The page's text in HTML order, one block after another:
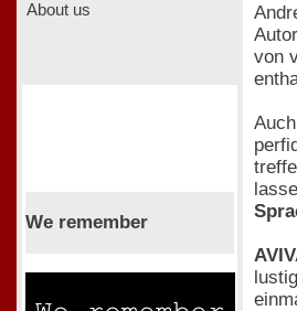
About us
We remember
von